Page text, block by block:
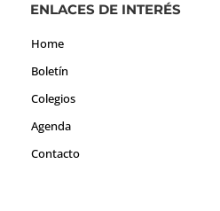
ENLACES DE INTERÉS
Home
Boletín
Colegios
Agenda
Contacto